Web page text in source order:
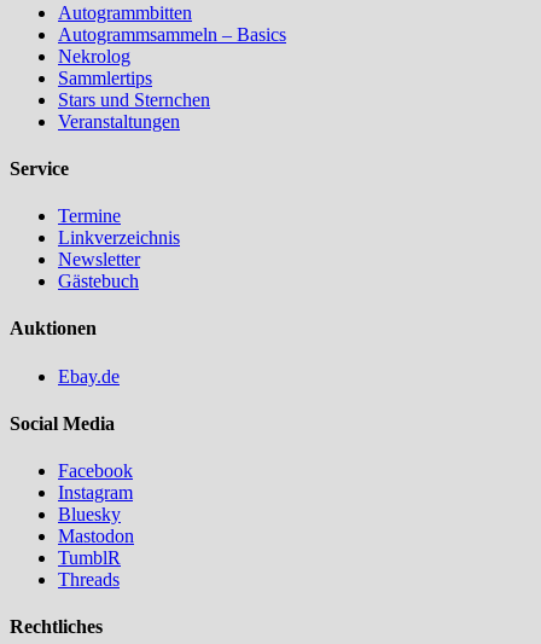
Autogrammbitten
Autogrammsammeln – Basics
Nekrolog
Sammlertips
Stars und Sternchen
Veranstaltungen
Service
Termine
Linkverzeichnis
Newsletter
Gästebuch
Auktionen
Ebay.de
Social Media
Facebook
Instagram
Bluesky
Mastodon
TumblR
Threads
Rechtliches